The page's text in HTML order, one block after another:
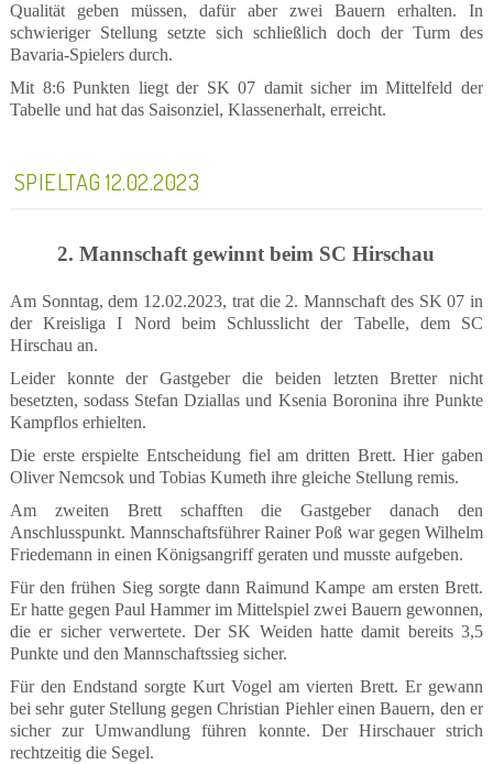
Qualität geben müssen, dafür aber zwei Bauern erhalten. In
schwieriger Stellung setzte sich schließlich doch der Turm des
Bavaria-Spielers durch.
Mit 8:6 Punkten liegt der SK 07 damit sicher im Mittelfeld der
Tabelle und hat das Saisonziel, Klassenerhalt, erreicht.
SPIELTAG 12.02.2023
2. Mannschaft gewinnt beim SC Hirschau
Am Sonntag, dem 12.02.2023, trat die 2. Mannschaft des SK 07 in
der Kreisliga I Nord beim Schlusslicht der Tabelle, dem SC
Hirschau an.
Leider konnte der Gastgeber die beiden letzten Bretter nicht
besetzten, sodass Stefan Dziallas und Ksenia Boronina ihre Punkte
Kampflos erhielten.
Die erste erspielte Entscheidung fiel am dritten Brett. Hier gaben
Oliver Nemcsok und Tobias Kumeth ihre gleiche Stellung remis.
Am zweiten Brett schafften die Gastgeber danach den
Anschlusspunkt. Mannschaftsführer Rainer Poß war gegen Wilhelm
Friedemann in einen Königsangriff geraten und musste aufgeben.
Für den frühen Sieg sorgte dann Raimund Kampe am ersten Brett.
Er hatte gegen Paul Hammer im Mittelspiel zwei Bauern gewonnen,
die er sicher verwertete. Der SK Weiden hatte damit bereits 3,5
Punkte und den Mannschaftssieg sicher.
Für den Endstand sorgte Kurt Vogel am vierten Brett. Er gewann
bei sehr guter Stellung gegen Christian Piehler einen Bauern, den er
sicher zur Umwandlung führen konnte. Der Hirschauer strich
rechtzeitig die Segel.